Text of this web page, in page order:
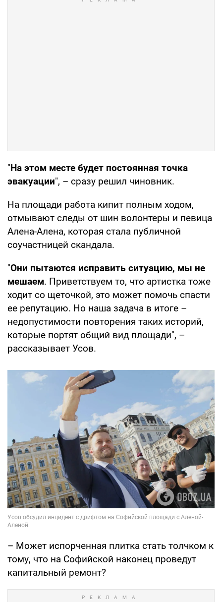
"На этом месте будет постоянная точка
эвакуации", – сразу решил чиновник.
На площади работа кипит полным ходом,
отмывают следы от шин волонтеры и певица
Алена-Алена, которая стала публичной
соучастницей скандала.
"Они пытаются исправить ситуацию, мы не
мешаем. Приветствуем то, что артистка тоже
ходит со щеточкой, это может помочь спасти
ее репутацию. Но наша задача в итоге –
недопустимости повторения таких историй,
которые портят общий вид площади", –
рассказывает Усов.
– Может испорченная плитка стать толчком к
тому, что на Софийской наконец проведут
капитальный ремонт?